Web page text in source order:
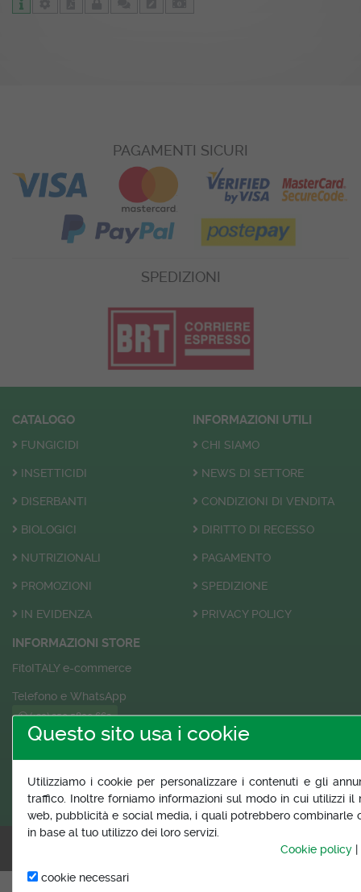
PAGAMENTI SICURI
SPEDIZIONI
CATALOGO
FUNGICIDI
INSETTICIDI
DISERBANTI
BIOLOGICI
NUTRIZIONALI
PROMOZIONI
IN EVIDENZA
INFORMAZIONI UTILI
CHI SIAMO
NEWS DI SETTORE
CONDIZIONI DI VENDITA
DIRITTO DI RECESSO
PAGAMENTO
SPEDIZIONE
PRIVACY POLICY
INFORMAZIONI STORE
FitoITALY e-commerce
Telefono e WhatsApp
(+39) 350 5890 662
FOLLOW US
Condividi
Copyright © 2018 FITOITALY P.I. 03212420644.
Questo sito usa i cookie
Utilizziamo i cookie per personalizzare i contenuti e gli
traffico. Inoltre forniamo informazioni sul modo in cui utilizzi
web, pubblicità e social media, i quali potrebbero
in base al tuo utilizzo dei loro servizi.
Cookie policy |
cookie necessari